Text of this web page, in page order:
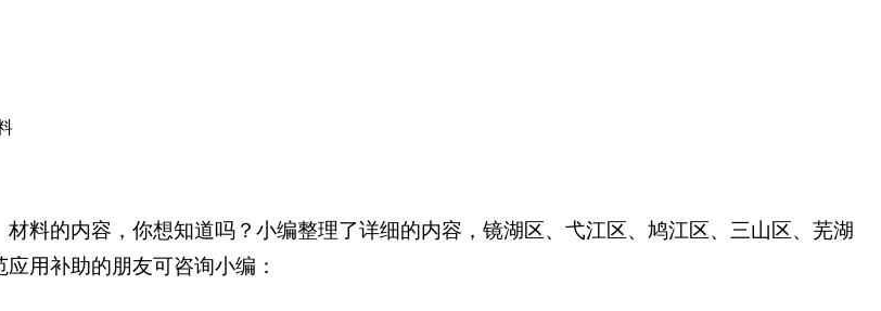
料的内容，你想知道吗？小编整理了详细的内容，镜湖区、弋江区、鸠江区、三山区、芜湖
用补助的朋友可咨询小编：